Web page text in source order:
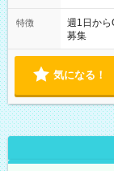
特徴
週1日から
募集
気になる！